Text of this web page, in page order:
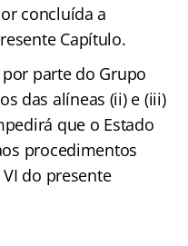
concluída a
Capítulo.
parte do Grupo
das alíneas (ii) e (iii)
que o Estado
procedimentos
do presente